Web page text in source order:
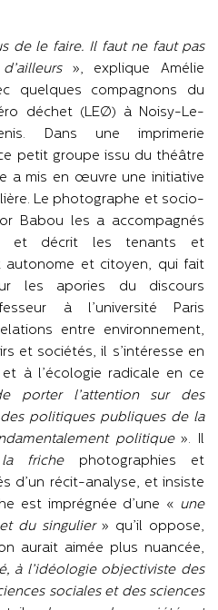
de le faire. Il faut ne faut pas
», explique Amélie
quelques compagnons du
déchet (LEØ) à Noisy-Le-
Dans une imprimerie
petit groupe issu du théâtre
a mis en œuvre une initiative
Le photographe et socio-
Babou les a accompagnés
et décrit les tenants et
et citoyen, qui fait
les apories du discours
à l’université Paris
entre environnement,
et sociétés, il s’intéresse en
à l’écologie radicale en ce
porter l’attention sur des
politiques publiques de la
politique». Il
la frichephotographies et
d’un récit-analyse, et insiste
est imprégnée d’une « une
du singulier» qu’il oppose,
aurait aimée plus nuancée,
à l’idéologie objectiviste des
sociales et des sciences